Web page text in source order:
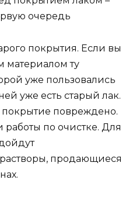
очередь
покрытия. Если вы
материалом ту
уже пользовались
уже есть старый лак.
покрытие повреждено.
работы по очистке. Для
продающиеся